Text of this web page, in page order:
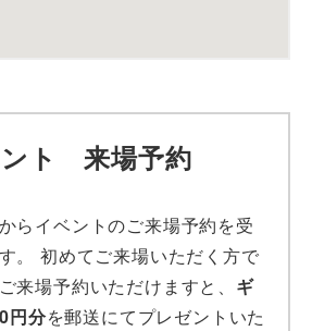
ト 来場予約
らイベントのご来場予約を受
。 初めてご来場いただく方で
来場予約いただけますと、 ギ
円分を郵送にてプレゼントいた